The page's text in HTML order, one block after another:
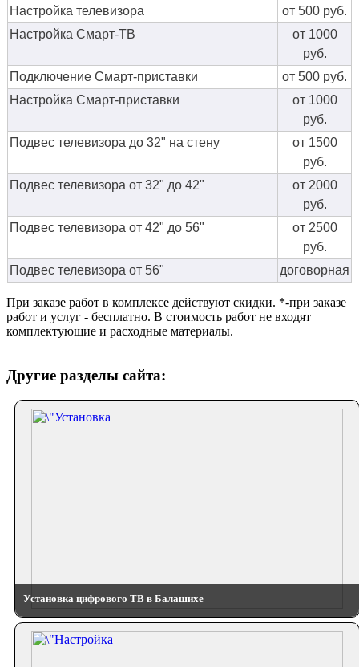
Настройка телевизора
от 500 руб.
Настройка Смарт-ТВ
от 1000
руб.
Подключение Смарт-приставки
от 500 руб.
Настройка Смарт-приставки
от 1000
руб.
Подвес телевизора до 32" на стену
от 1500
руб.
Подвес телевизора от 32" до 42"
от 2000
руб.
Подвес телевизора от 42" до 56"
от 2500
руб.
Подвес телевизора от 56"
договорная
При заказе работ в комплексе действуют скидки. *-при заказе
работ и услуг - бесплатно. В стоимость работ не входят
комплектующие и расходные материалы.
Другие разделы сайта:
Установка цифрового ТВ в Балашихе